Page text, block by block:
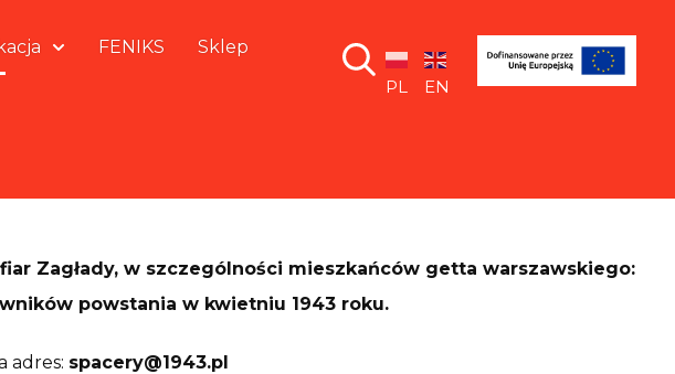
FENIKS
Sklep
PL
EN
Zagłady, w szczególności mieszkańców getta warszawskiego:
powstania w kwietniu 1943 roku.
adres: spacery@1943.pl